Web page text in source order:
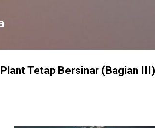
Tetap Bersinar (Bagian III)